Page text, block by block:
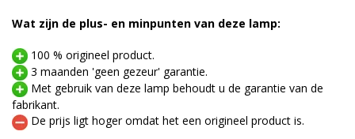
Wat zijn de plus- en minpunten van deze lamp:
100 % origineel product.
3 maanden 'geen gezeur' garantie.
Met gebruik van deze lamp behoudt u de garantie van de
fabrikant.
De prijs ligt hoger omdat het een origineel product is.